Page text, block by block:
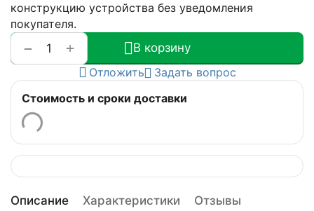
конструкцию устройства без уведомления
покупателя.
+
−
В корзину
Отложить
Задать вопрос
Стоимость и сроки доставки
Описание Характеристики Отзывы